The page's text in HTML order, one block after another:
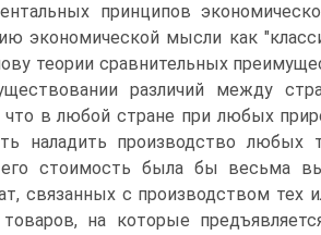
принципов
экономической мысли как
теории сравнительных
различий между
что в любой стране при любых
наладить производство любых
стоимость была бы весьма
связанных с производством тех
на которые